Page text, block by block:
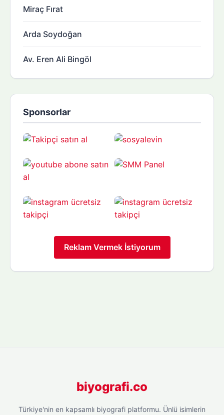
Miraç Fırat
Arda Soydoğan
Av. Eren Ali Bingöl
Sponsorlar
Reklam Vermek İstiyorum
biyografi.co
Türkiye'nin en kapsamlı biyografi platformu. Ünlü isimlerin